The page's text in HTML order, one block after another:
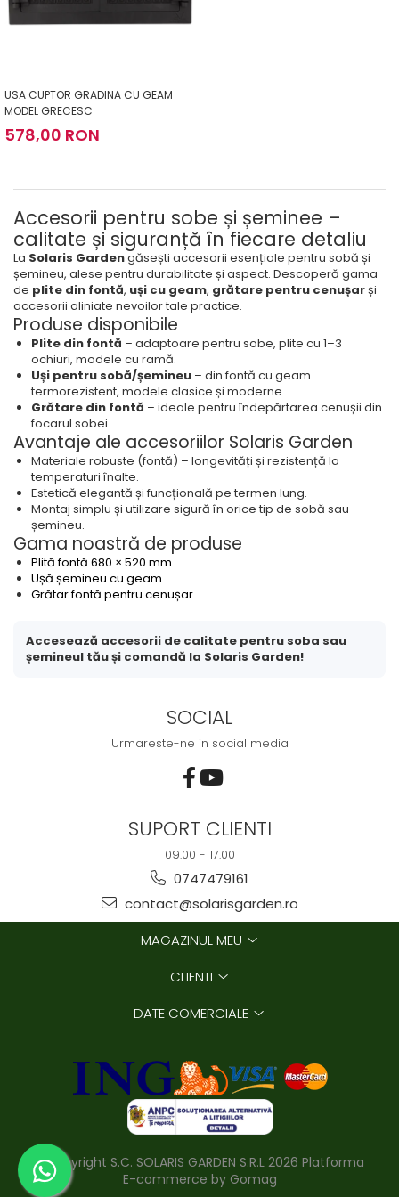
USA CUPTOR GRADINA CU GEAM
MODEL GRECESC
578,00 RON
Accesorii pentru sobe și șeminee –
calitate și siguranță în fiecare detaliu
La Solaris Gardengăsești accesorii esențiale pentru sobă și
șemineu, alese pentru durabilitate și aspect. Descoperă gama
de plite din fontă, uși cu geam, grătare pentru cenușarși
accesorii aliniate nevoilor tale practice.
Produse disponibile
Plite din fontă – adaptoare pentru sobe, plite cu 1–3
ochiuri, modele cu ramă.
Uși pentru sobă/șemineu – din fontă cu geam
termorezistent, modele clasice și moderne.
Grătare din fontă – ideale pentru îndepărtarea cenușii din
focarul sobei.
Avantaje ale accesoriilor Solaris Garden
Materiale robuste (fontă) – longevități și rezistență la
temperaturi înalte.
Estetică elegantă și funcțională pe termen lung.
Montaj simplu și utilizare sigură în orice tip de sobă sau
șemineu.
Gama noastră de produse
Plită fontă 680 × 520 mm
Ușă șemineu cu geam
Grătar fontă pentru cenușar
Accesează accesorii de calitate pentru soba sau
șemineul tău și comandă la Solaris Garden!
SOCIAL
Urmareste-ne in social media
SUPORT CLIENTI
09.00 - 17.00
0747479161
contact@solarisgarden.ro
MAGAZINUL MEU
CLIENTI
DATE COMERCIALE
©Copyright S.C. SOLARIS GARDEN S.R.L 2026 Platforma
E-commerce by Gomag